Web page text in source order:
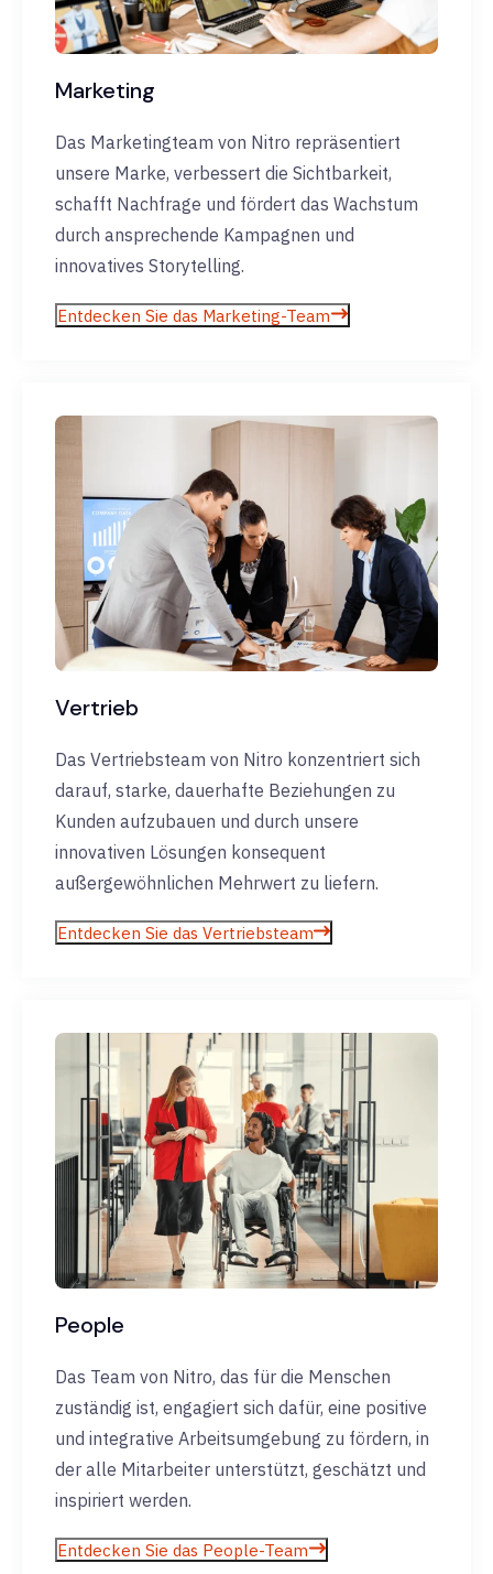
Marketing
Das Marketingteam von Nitro repräsentiert
unsere Marke, verbessert die Sichtbarkeit,
schafft Nachfrage und fördert das Wachstum
durch ansprechende Kampagnen und
innovatives Storytelling.
Entdecken Sie das Marketing-Team
Vertrieb
Das Vertriebsteam von Nitro konzentriert sich
darauf, starke, dauerhafte Beziehungen zu
Kunden aufzubauen und durch unsere
innovativen Lösungen konsequent
außergewöhnlichen Mehrwert zu liefern.
Entdecken Sie das Vertriebsteam
People
Das Team von Nitro, das für die Menschen
zuständig ist, engagiert sich dafür, eine positive
und integrative Arbeitsumgebung zu fördern, in
der alle Mitarbeiter unterstützt, geschätzt und
inspiriert werden.
Entdecken Sie das People-Team